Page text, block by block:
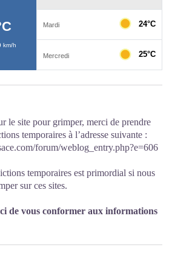
le site pour grimper, merci de prendre
temporaires à l’adresse suivante :
forum/weblog_entry.php?e=606
temporaires est primordial si nous
sur ces sites.
de vous conformer aux informations